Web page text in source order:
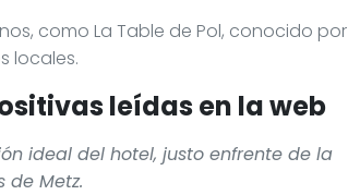
como La Table de Pol, conocido por
locales.
leídas en la web
ideal del hotel, justo enfrente de la
Metz.